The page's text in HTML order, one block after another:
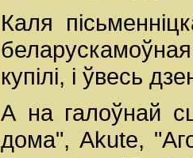
Каля
купілі, і ўвесь
А на галоўнай
дома", Akute,